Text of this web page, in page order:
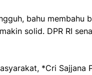
bahu membahu
solid. DPR RI
*Cri